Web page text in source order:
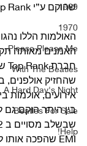
1969
1970
Please Please Me
With The Beatles
A Hard Day's Night
Beatles For Sale
Help!
שהוקם ע”י Top Rank.
האולמות הללו
האמנים מאותה
שהחזיק אולפנים,
אירועים, אולמות
EMI שהפכה אותו ל Stateside Records.